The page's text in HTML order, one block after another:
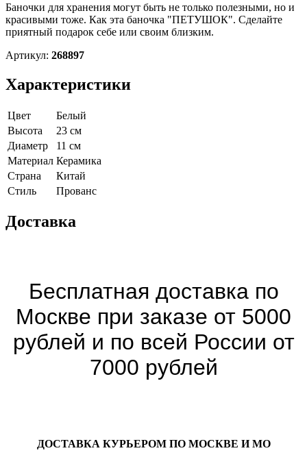
Баночки для хранения могут быть не только полезными, но и
красивыми тоже. Как эта баночка "ПЕТУШОК". Сделайте
приятный подарок себе или своим близким.
Артикул: 268897
Характеристики
Цвет
Белый
Высота
23 см
Диаметр
11 см
Материал Керамика
Страна
Китай
Cтиль
Прованс
Доставка
Бесплатная доставка по
Москве при заказе от 5000
рублей и по всей России от
7000 рублей
ДОСТАВКА КУРЬЕРОМ ПО МОСКВЕ И МО